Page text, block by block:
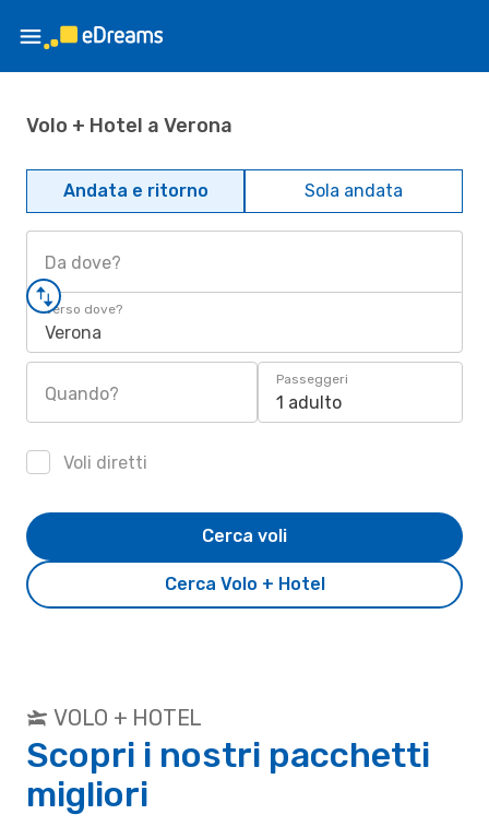
Volo + Hotel a Verona
Andata e ritorno Sola andata
Da dove?
Verso dove?
Verona
Quando?
Passeggeri
1 adulto
Voli diretti
Cerca Volo + Hotel
Cerca voli
VOLO + HOTEL
Scopri i nostri pacchetti
migliori